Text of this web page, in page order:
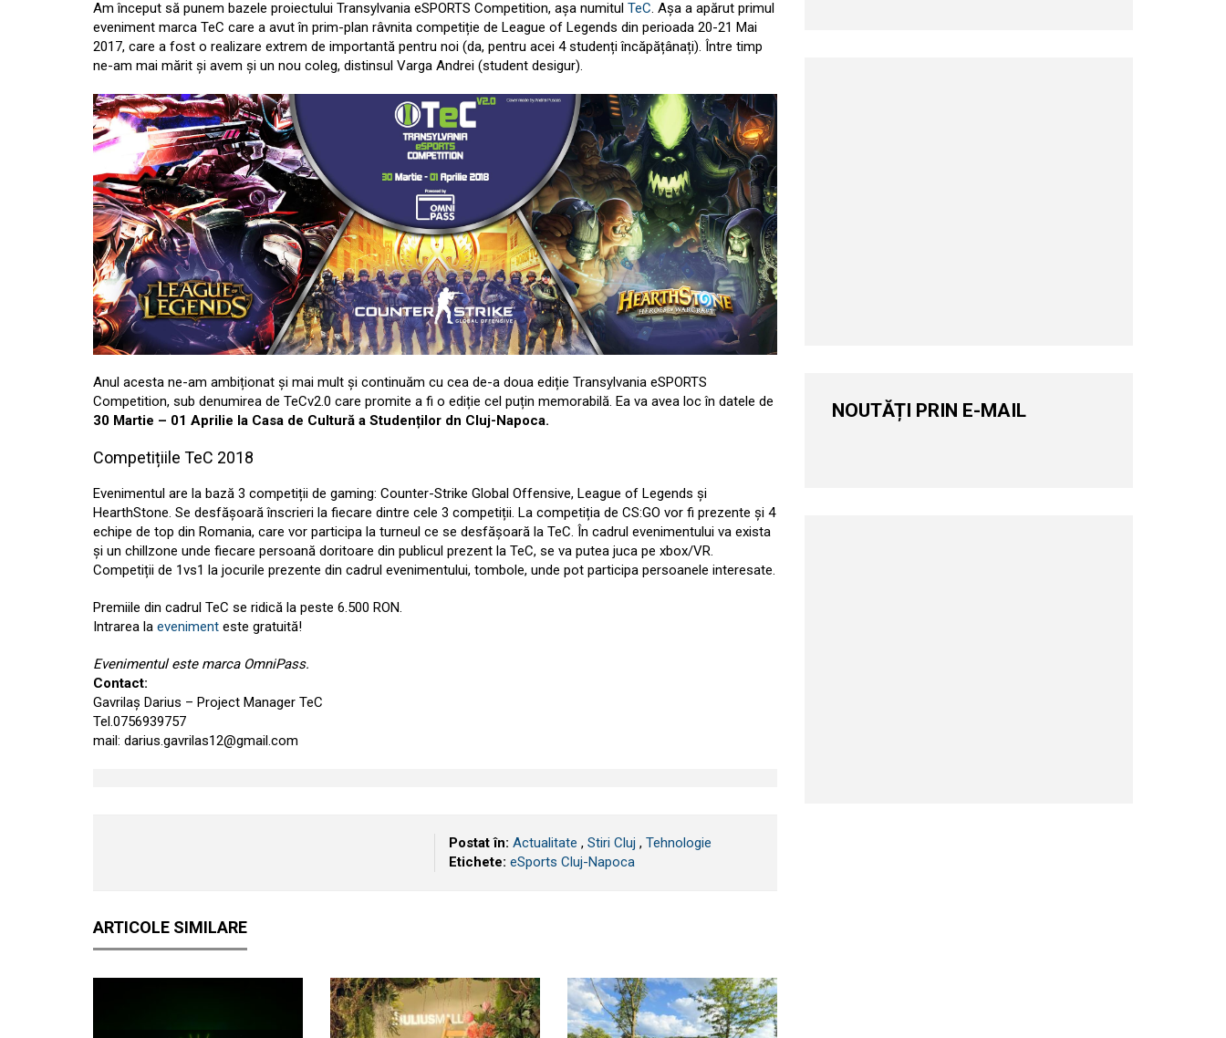
Am început să punem bazele proiectului Transylvania eSPORTS Competition, așa numitul TeC. Așa a apărut primul
eveniment marca TeC care a avut în prim-plan râvnita competiție de League of Legends din perioada 20-21 Mai
2017, care a fost o realizare extrem de importantă pentru noi (da, pentru acei 4 studenți încăpățânați). Între timp
ne-am mai mărit și avem și un nou coleg, distinsul Varga Andrei (student desigur).
Anul acesta ne-am ambiționat și mai mult și continuăm cu cea de-a doua ediție Transylvania eSPORTS
Competition, sub denumirea de TeCv2.0 care promite a fi o ediție cel puțin memorabilă. Ea va avea loc în datele de
30 Martie – 01 Aprilie la Casa de Cultură a Studenților dn Cluj-Napoca.
Competițiile TeC 2018
Evenimentul are la bază 3 competiții de gaming: Counter-Strike Global Offensive, League of Legends și
HearthStone. Se desfășoară înscrieri la fiecare dintre cele 3 competiții. La competiția de CS:GO vor fi prezente și 4
echipe de top din Romania, care vor participa la turneul ce se desfășoară la TeC. În cadrul evenimentului va exista
și un chillzone unde fiecare persoană doritoare din publicul prezent la TeC, se va putea juca pe xbox/VR.
Competiții de 1vs1 la jocurile prezente din cadrul evenimentului, tombole, unde pot participa persoanele interesate.
Premiile din cadrul TeC se ridică la peste 6.500 RON.
Intrarea la eveniment este gratuită!
Evenimentul este marca OmniPass.
Contact:
Gavrilaș Darius – Project Manager TeC
Tel.0756939757
mail: darius.gavrilas12@gmail.com
Postat în: Actualitate , Stiri Cluj , Tehnologie
Etichete: eSports Cluj-Napoca
ARTICOLE SIMILARE
NOUTĂȚI PRIN E-MAIL